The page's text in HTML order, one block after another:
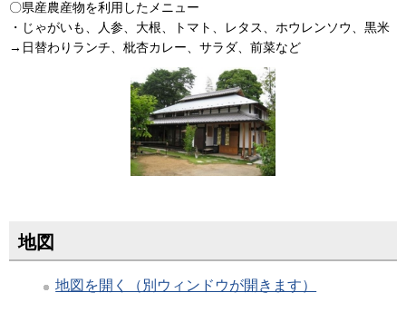
〇県産農産物を利用したメニュー
・じゃがいも、人参、大根、トマト、レタス、ホウレンソウ、黒米
→日替わりランチ、枇杏カレー、サラダ、前菜など
地図
地図を開く（別ウィンドウが開きます）